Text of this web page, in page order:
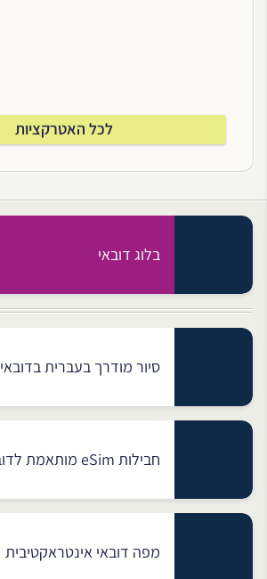
לכל האטרקציות
בלוג דובאי
סיור מודרך בעברית בדובאי
חבילות eSim מותאמת לדובאי
מפה דובאי אינטראקטיבית